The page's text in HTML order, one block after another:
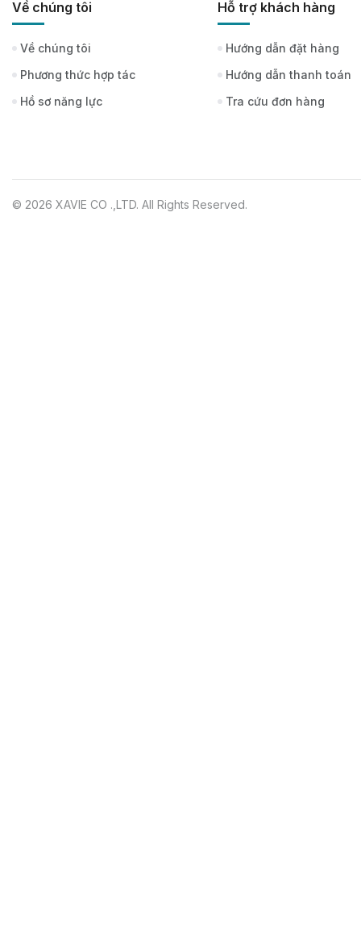
Về chúng tôi
Về chúng tôi
Phương thức hợp tác
Hồ sơ năng lực
Hỗ trợ khách hàng
Hướng dẫn đặt hàng
Hướng dẫn thanh toán
Tra cứu đơn hàng
© 2026 XAVIE CO .,LTD. All Rights Reserved.